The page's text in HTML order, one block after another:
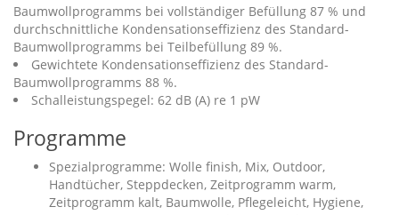
Baumwollprogramms bei vollständiger Befüllung 87 % und
durchschnittliche Kondensationseffizienz des Standard-
Baumwollprogramms bei Teilbefüllung 89 %.
Gewichtete Kondensationseffizienz des Standard-
Baumwollprogramms 88 %.
Schalleistungspegel: 62 dB (A) re 1 pW
Programme
Spezialprogramme: Wolle finish, Mix, Outdoor,
Handtücher, Steppdecken, Zeitprogramm warm,
Zeitprogramm kalt, Baumwolle, Pflegeleicht, Hygiene,